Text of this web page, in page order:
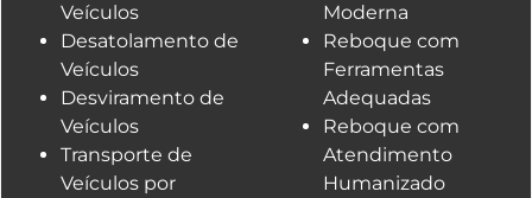
Veículos
Desatolamento de
Veículos
Desviramento de
Veículos
Transporte de
Veículos por
Moderna
Reboque com
Ferramentas
Adequadas
Reboque com
Atendimento
Humanizado